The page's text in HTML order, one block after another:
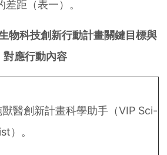
距（表一）。
物科技創新行動計畫關鍵目標與
對應行動內容
醫創新計畫科學助手（VIP Sci-
）。